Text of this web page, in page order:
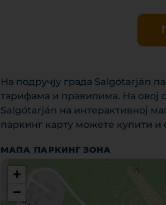
На подручју града Salgótarján
тарифама и правилима. На овој
Salgótarján на интерактивној
паркинг карту можете купити и
МАПА ПАРКИНГ ЗОНА
+
−